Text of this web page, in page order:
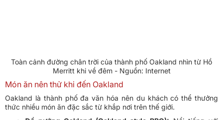
Toàn cảnh đường chân trời của thành phố Oakland nhìn từ Hồ
Merritt khi về đêm - Nguồn: Internet
Món ăn nên thử khi đến Oakland
Oakland là thành phố đa văn hóa nên du khách có thể thưởng
thức nhiều món ăn đặc sắc từ khắp nơi trên thế giới.